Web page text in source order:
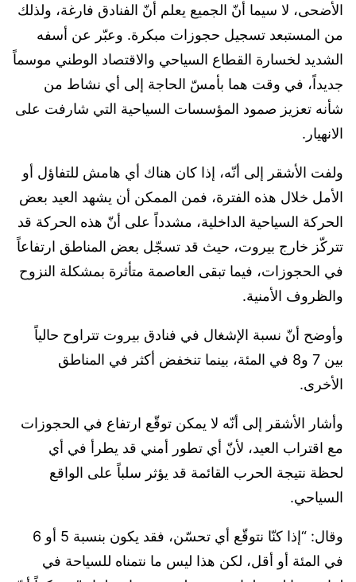
الأضحى، لا سيما أنّ الجميع يعلم أنّ الفنادق فارغة، ولذلك
من المستبعد تسجيل حجوزات مبكرة. وعبّر عن أسفه
الشديد لخسارة القطاع السياحي والاقتصاد الوطني موسماً
جديداً، في وقت هما بأمسّ الحاجة إلى أي نشاط من
شأنه تعزيز صمود المؤسسات السياحية التي شارفت على
الانهيار.
ولفت الأشقر إلى أنّه، إذا كان هناك أي هامش للتفاؤل أو
الأمل خلال هذه الفترة، فمن الممكن أن يشهد العيد بعض
الحركة السياحية الداخلية، مشدداً على أنّ هذه الحركة قد
تتركّز خارج بيروت، حيث قد تسجّل بعض المناطق ارتفاعاً
في الحجوزات، فيما تبقى العاصمة متأثرة بمشكلة النزوح
والظروف الأمنية.
وأوضح أنّ نسبة الإشغال في فنادق بيروت تتراوح حالياً
بين 7 و8 في المئة، بينما تنخفض أكثر في المناطق
الأخرى.
وأشار الأشقر إلى أنّه لا يمكن توقّع ارتفاع في الحجوزات
مع اقتراب العيد، لأنّ أي تطور أمني قد يطرأ في أي
لحظة نتيجة الحرب القائمة قد يؤثر سلباً على الواقع
السياحي.
وقال: “إذا كنّا نتوقّع أي تحسّن، فقد يكون بنسبة 5 أو 6
في المئة أو أقل، لكن هذا ليس ما نتمناه للسياحة في